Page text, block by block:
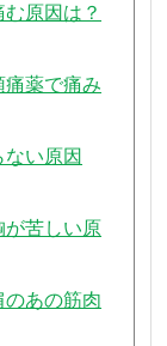
原因は？
薬で痛み
い原因
が苦しい原
あの筋肉